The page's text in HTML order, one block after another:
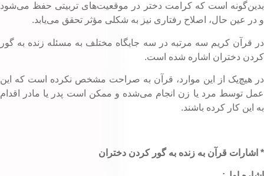
است که کرامت دختر در موقعیت‌های تربیتی حفظ می‌شود
در عین حال، اصلاح رفتاری نیز به شکلی مؤثر تحقق می‌یابد.
قرآن کریم سه مرتبه در سه جایگاه مختلف به مسئله زنده به گور
دختران اشاره شده است.
هیچ‌یک از این موارد، قرآن به صراحت مشخص نکرده است که این
توسط مرد یا زن انجام می‌شده و ممکن است پدر یا مادر اقدام
این کار کرده باشند.
اشارات قرآن به زنده به گور کردن دختران